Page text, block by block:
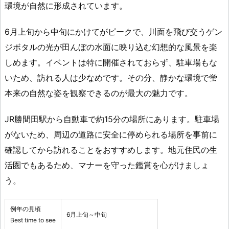
環境が自然に形成されています。
6月上旬から中旬にかけてがピークで、川面を飛び交うゲン
ジボタルの光が田んぼの水面に映り込む幻想的な風景を楽
しめます。イベントは特に開催されておらず、駐車場もな
いため、訪れる人は少なめです。その分、静かな環境で蛍
本来の自然な姿を観察できるのが最大の魅力です。
JR勝間田駅から自動車で約15分の場所にあります。駐車場
がないため、周辺の道路に安全に停められる場所を事前に
確認してから訪れることをおすすめします。地元住民の生
活圏でもあるため、マナーを守った鑑賞を心がけましょ
う。
例年の見頃
Best time to see
6月上旬～中旬